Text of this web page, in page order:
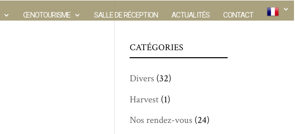
ŒNOTOURISME SALLE DE RÉCEPTION ACTUALITÉS CONTACT
CATÉGORIES
Divers (32)
Harvest (1)
Nos rendez-vous (24)